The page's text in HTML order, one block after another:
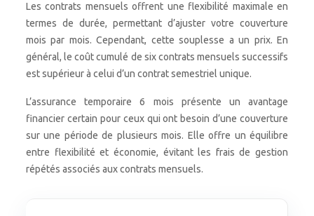
Les contrats mensuels offrent une flexibilité maximale en
termes de durée, permettant d’ajuster votre couverture
mois par mois. Cependant, cette souplesse a un prix. En
général, le coût cumulé de six contrats mensuels successifs
est supérieur à celui d’un contrat semestriel unique.
L’assurance temporaire 6 mois présente un avantage
financier certain pour ceux qui ont besoin d’une couverture
sur une période de plusieurs mois. Elle offre un équilibre
entre flexibilité et économie, évitant les frais de gestion
répétés associés aux contrats mensuels.